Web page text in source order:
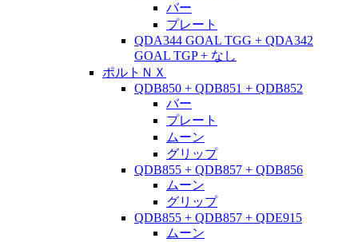
バー
プレート
QDA344 GOAL TGG + QDA342
GOAL TGP + なし
ポルトＮＸ
QDB850 + QDB851 + QDB852
バー
プレート
ムーン
グリップ
QDB855 + QDB857 + QDB856
ムーン
グリップ
QDB855 + QDB857 + QDE915
ムーン